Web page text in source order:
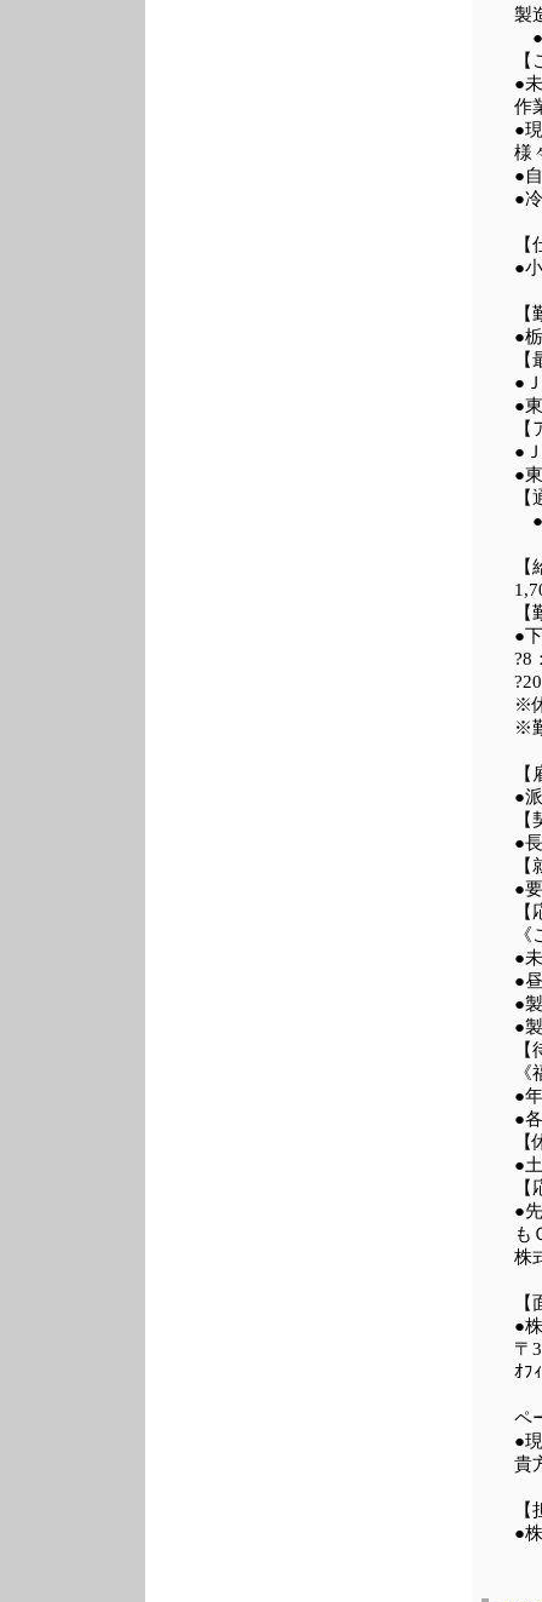
製
●
●
作
●
様
●
●
●
●
●
●
●
●
●
?8
※
※
●
●
●
●
●
●
●
●
●
●
●
も
株
●
〒
ｵﾌ
ペ
貴
●